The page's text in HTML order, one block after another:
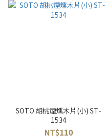
SOTO 胡桃煙燻木片(小) ST-
1534
NT$110